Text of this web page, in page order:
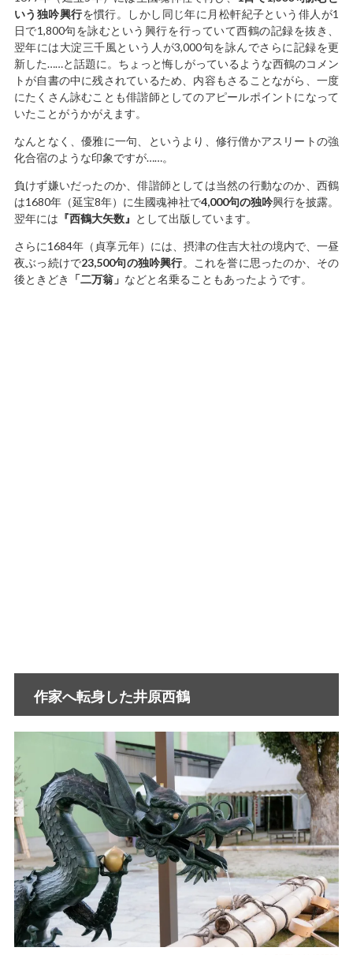
いう独吟興行を慣行。しかし同じ年に月松軒紀子という俳人が1
日で1,800句を詠むという興行を行っていて西鶴の記録を抜き、
翌年には大淀三千風という人が3,000句を詠んでさらに記録を更
新した……と話題に。ちょっと悔しがっているような西鶴のコメン
トが自書の中に残されているため、内容もさることながら、一度
にたくさん詠むことも俳諧師としてのアピールポイントになって
いたことがうかがえます。
なんとなく、優雅に一句、というより、修行僧かアスリートの強
化合宿のような印象ですが……。
負けず嫌いだったのか、俳諧師としては当然の行動なのか、西鶴
は1680年（延宝8年）に生國魂神社で4,000句の独吟興行を披露。
翌年には 『西鶴大矢数』 として出版しています。
さらに1684年（貞享元年）には、摂津の住吉大社の境内で、一昼
夜ぶっ続けで23,500句の独吟興行。これを誉に思ったのか、その
後ときどき
「二万翁」 などと名乗ることもあったようです。
作家へ転身した井原西鶴